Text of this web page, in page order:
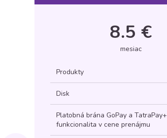
8.5 €
mesiac
Produkty
Disk
Platobná brána GoPay a TatraPay+
funkcionalita v cene prenájmu